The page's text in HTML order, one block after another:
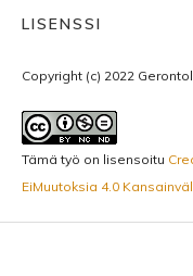
LISENSSI
Copyright (c) 2022
Tämä työ on lisensoitu
EiMuutoksia 4.0